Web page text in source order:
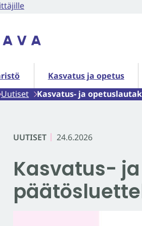
alasivut Kasvatus ja opetus
Kasvatus ja opetus
Uutiset Kasvatus- ja
UUTISET 24.6.2026
Kasvatus-